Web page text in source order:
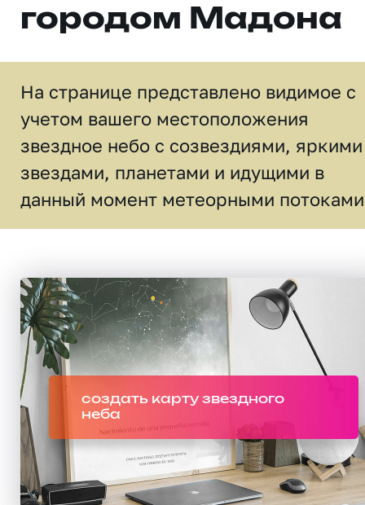
городом Мадона
На странице представлено видимое c
учетом вашего местоположения
звездное небо c созвездиями, яркими
звездами, планетами и идущими в
данный момент метеорными
создать карту звездного
неба